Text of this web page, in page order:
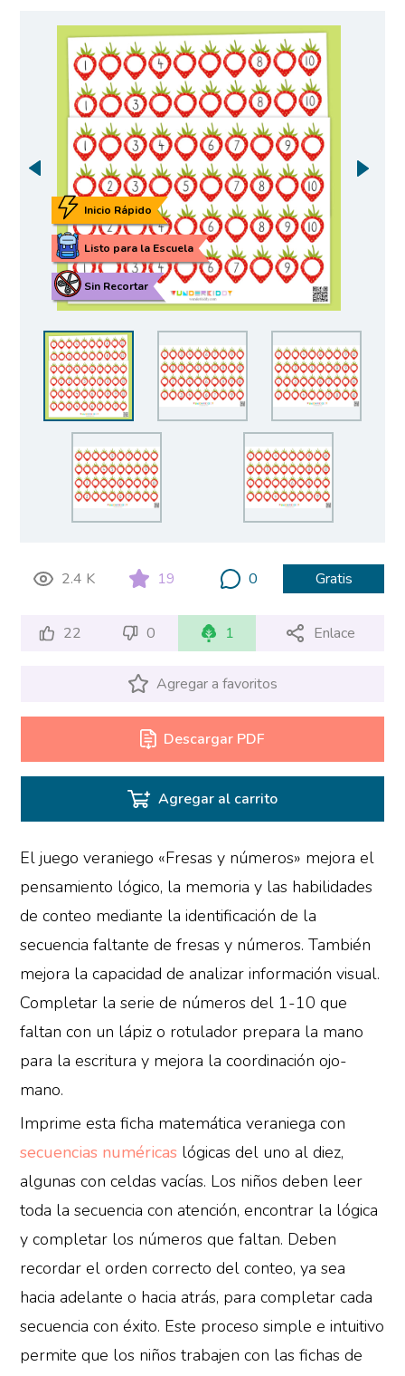
Sin Recortar
Listo para la Escuela
Inicio Rápido
2.4 K 19 0 Gratis
22 0 1 Enlace
Agregar a favoritos
Descargar PDF
Agregar al carrito
El juego veraniego «Fresas y números» mejora el
pensamiento lógico, la memoria y las habilidades
de conteo mediante la identificación de la
secuencia faltante de fresas y números. También
mejora la capacidad de analizar información visual.
Completar la serie de números del 1-10 que
faltan con un lápiz o rotulador prepara la mano
para la escritura y mejora la coordinación ojo-
mano.
Imprime esta ficha matemática veraniega con
secuencias numéricas lógicas del uno al diez,
algunas con celdas vacías. Los niños deben leer
toda la secuencia con atención, encontrar la lógica
y completar los números que faltan. Deben
recordar el orden correcto del conteo, ya sea
hacia adelante o hacia atrás, para completar cada
secuencia con éxito. Este proceso simple e intuitivo
permite que los niños trabajen con las fichas de